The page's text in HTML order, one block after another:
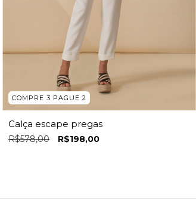
COMPRE 3 PAGUE 2
Calça escape pregas
R$578,00 R$198,00